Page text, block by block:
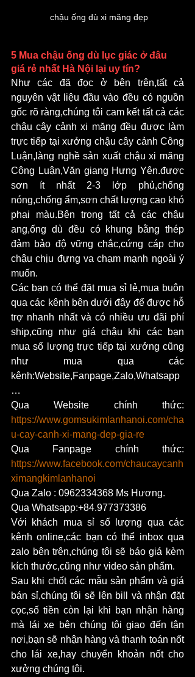
chậu ống dù xi măng đẹp
5 Mua chậu ống dù lục giác ở đâu
giá rẻ nhất Hà Nội lại uy tín?
Như các đã đọc ở bên trên,tất cả
nguyên vật liệu đầu vào đều có nguồn
gốc rõ ràng,chúng tôi cam kết tất cả các
chậu cây cảnh xi măng đều được làm
trực tiếp tại xưởng chậu cây cảnh Công
Luận,làng nghề sản xuất chậu xi măng
Công Luận,Văn giang Hưng Yên.được
sơn ít nhất 2-3 lớp phủ,chống
nóng,chống ẩm,sơn chất lượng cao khó
phai màu.Bên trong tất cả các chậu
ang,ống dù đều có khung bằng thép
đảm bảo độ vững chắc,cứng cáp cho
chậu chịu đựng va chạm mạnh ngoài ý
muốn.
Các bạn có thể đặt mua sỉ lẻ,mua buôn
qua các kênh bên dưới đây để được hỗ
trợ nhanh nhất và có nhiều ưu đãi phí
ship,cũng như giá chậu khi các bạn
mua số lượng trực tiếp tại xưởng cũng
như mua qua các
kênh:Website,Fanpage,Zalo,Whatsapp
…
https://www.gomsukimlanhanoi.com/cha
u-cay-canh-xi-mang-dep-gia-re
https://www.facebook.com/chaucaycanh
ximangkimlanhanoi
Qua Zalo : 0962334368 Ms Hương.
Qua Whatsapp:+84.977373386
Với khách mua sỉ số lượng qua các
kênh online,các bạn có thể inbox qua
zalo bên trên,chúng tôi sẽ báo giá kèm
kích thước,cũng như video sản phẩm.
Sau khi chốt các mẫu sản phẩm và giá
bán sỉ,chúng tôi sẽ lên bill và nhận đặt
cọc,số tiền còn lại khi bạn nhận hàng
mà lái xe bên chúng tôi giao đến tận
nơi,bạn sẽ nhận hàng và thanh toán nốt
cho lái xe,hay chuyển khoản nốt cho
xưởng chúng tôi.